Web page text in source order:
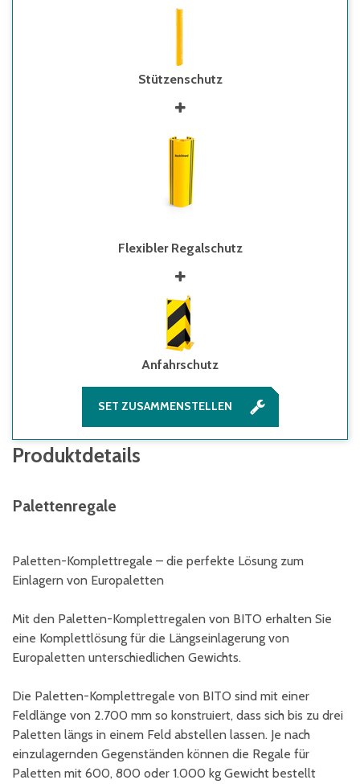
Stützenschutz
Flexibler Regalschutz
Anfahrschutz
SET ZUSAMMENSTELLEN
Produktdetails
Palettenregale
Paletten-Komplettregale – die perfekte Lösung zum
Einlagern von Europaletten
Mit den Paletten-Komplettregalen von BITO erhalten Sie
eine Komplettlösung für die Längseinlagerung von
Europaletten unterschiedlichen Gewichts.
Die Paletten-Komplettregale von BITO sind mit einer
Feldlänge von 2.700 mm so konstruiert, dass sich bis zu drei
Paletten längs in einem Feld abstellen lassen. Je nach
einzulagernden Gegenständen können die Regale für
Paletten mit 600, 800 oder 1.000 kg Gewicht bestellt